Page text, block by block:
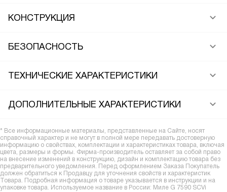
КОНСТРУКЦИЯ
БЕЗОПАСНОСТЬ
ТЕХНИЧЕСКИЕ ХАРАКТЕРИСТИКИ
ДОПОЛНИТЕЛЬНЫЕ ХАРАКТЕРИСТИКИ
* Все информационные материалы, представленные на Сайте, носят
справочный характер и не могут в полной мере передавать достоверную
информацию о свойствах, комплектации и характеристиках товара, включая
цвета, размеры и формы. Фирма-производитель оставляет за собой право
на внесение изменений в конструкцию, дизайн и комплектацию товара без
предварительного уведомления. Перед оформлением Заказа Покупатель
должен обратиться к Продавцу для уточнения свойств и характеристик
Товара. Подробная информация о товаре указывается в инструкции и на
упаковке товара. Используемое название в России: Миле G 7590 SCVi